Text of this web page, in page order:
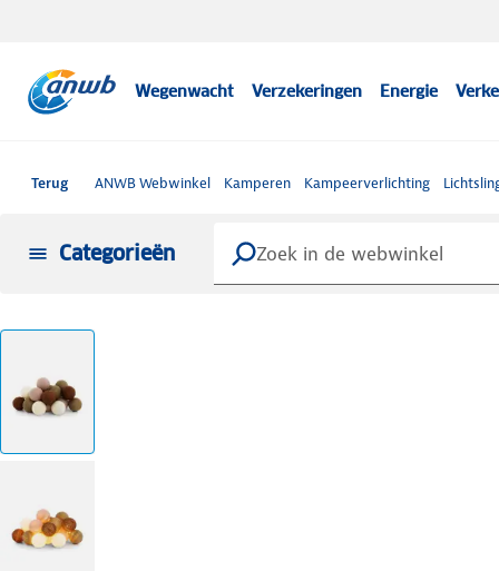
Wegenwacht Verzekeringen Energie
Terug ANWB Webwinkel Kamperen Kampeerverlichting
Categorieën